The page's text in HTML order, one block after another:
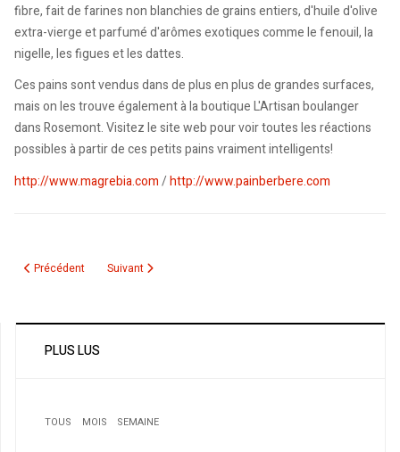
fibre, fait de farines non blanchies de grains entiers, d'huile d'olive
extra-vierge et parfumé d'arômes exotiques comme le fenouil, la
nigelle, les figues et les dattes.
Ces pains sont vendus dans de plus en plus de grandes surfaces,
mais on les trouve également à la boutique L'Artisan boulanger
dans Rosemont. Visitez le site web pour voir toutes les réactions
possibles à partir de ces petits pains vraiment intelligents!
http://www.magrebia.com/http://www.painberbere.com
Article précédent : Le candidat du FLN veut ouvrir un Centre culturel
Précédent Article suivant : Belgique : El Moustakbal privilégie le net.
Suivant
PLUS LUS
TOUS MOIS
SEMAINE